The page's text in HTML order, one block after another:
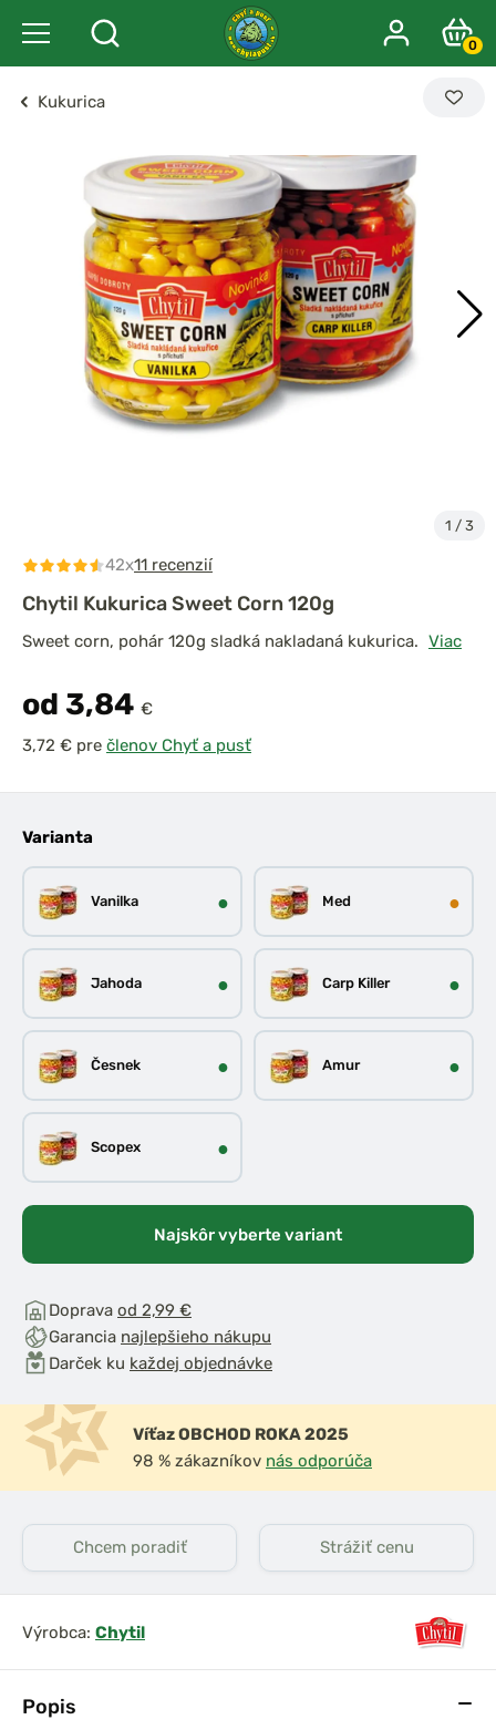
0
Kukurica
1 / 3
Popis
42x11 recenzií
Chytil Kukurica Sweet Corn 120g
Sweet corn, pohár 120g sladká nakladaná kukurica. Viac
od 3,84 €
pre členov Chyť a pusť
Varianta
Vanilka ● Med ●
Jahoda ● Carp Killer ●
Česnek ● Amur ●
Scopex ●
Najskôr vyberte variant
Doprava od 2,99 €
Garancia najlepšieho nákupu
Darček ku každej objednávke
Víťaz OBCHOD ROKA 2025
98 % zákazníkov nás odporúča
Chcem poradiť Strážiť cenu
Výrobca: Chytil